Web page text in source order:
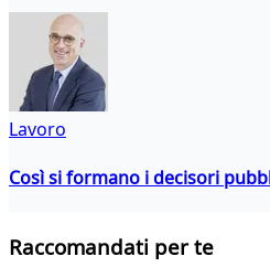
Lavoro
Così si formano i decisori
Raccomandati per te